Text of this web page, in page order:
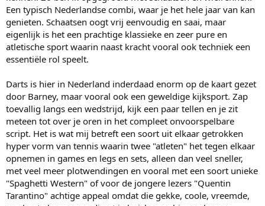
Een typisch Nederlandse combi, waar je het hele jaar van kan
genieten. Schaatsen oogt vrij eenvoudig en saai, maar
eigenlijk is het een prachtige klassieke en zeer pure en
atletische sport waarin naast kracht vooral ook techniek een
essentiële rol speelt.
Darts is hier in Nederland inderdaad enorm op de kaart gezet
door Barney, maar vooral ook een geweldige kijksport. Zap
toevallig langs een wedstrijd, kijk een paar tellen en je zit
meteen tot over je oren in het compleet onvoorspelbare
script. Het is wat mij betreft een soort uit elkaar getrokken
hyper vorm van tennis waarin twee "atleten" het tegen elkaar
opnemen in games en legs en sets, alleen dan veel sneller,
met veel meer plotwendingen en vooral met een soort unieke
"Spaghetti Western" of voor de jongere lezers "Quentin
Tarantino" achtige appeal omdat die gekke, coole, vreemde,